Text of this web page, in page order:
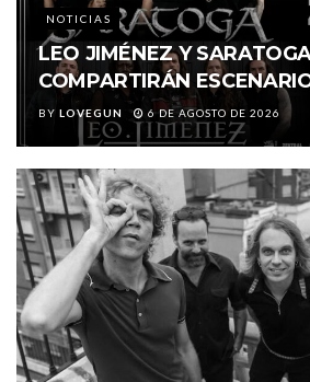
NOTICIAS
LEO JIMÉNEZ Y
COMPARTIRÁN
BY LOVEGUN 6 DE AGOSTO DE 2026